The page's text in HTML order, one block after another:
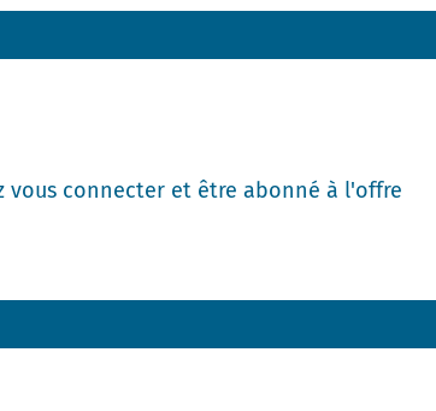
vous connecter et être abonné à l'offre